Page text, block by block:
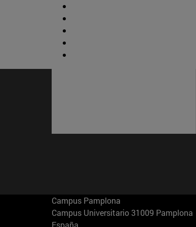
Campus Pamplona
Campus Universitario 31009 Pamplona
España